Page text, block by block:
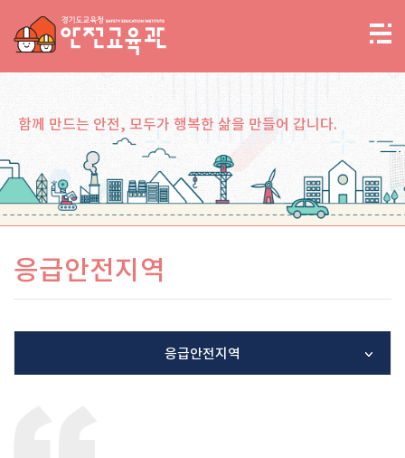
함께 만드는 안전, 모두가 행복한 삶을 만들어 갑니다.
응급안전지역
응급안전지역